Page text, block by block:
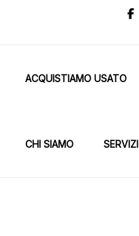
ACQUISTIAMO USATO
CHI SIAMO SERVIZI